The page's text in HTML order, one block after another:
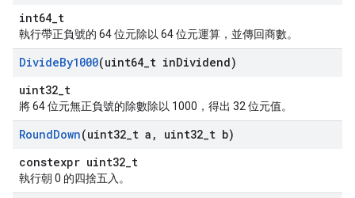
int64_t
執行帶正負號的 64 位元除以 64 位元運算，並傳回商數。
DivideBy1000(uint64 t inDividend)
uint32_t
將 64 位元無正負號的除數除以 1000，得出 32 位元值。
RoundDown(uint32 t a , uint32 t b)
constexpr uint32_t
執行朝 0 的四捨五入。